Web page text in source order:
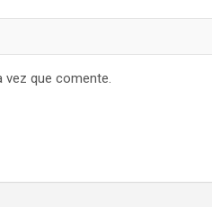
vez que comente.